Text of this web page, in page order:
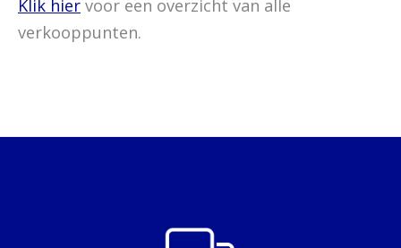
Klik hier voor een overzicht van alle
verkooppunten.